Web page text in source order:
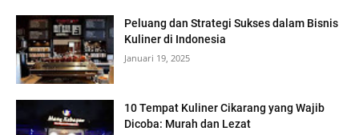
Peluang dan Strategi Sukses dalam Bisnis
Kuliner di Indonesia
Januari 19, 2025
10 Tempat Kuliner Cikarang yang Wajib
Dicoba: Murah dan Lezat